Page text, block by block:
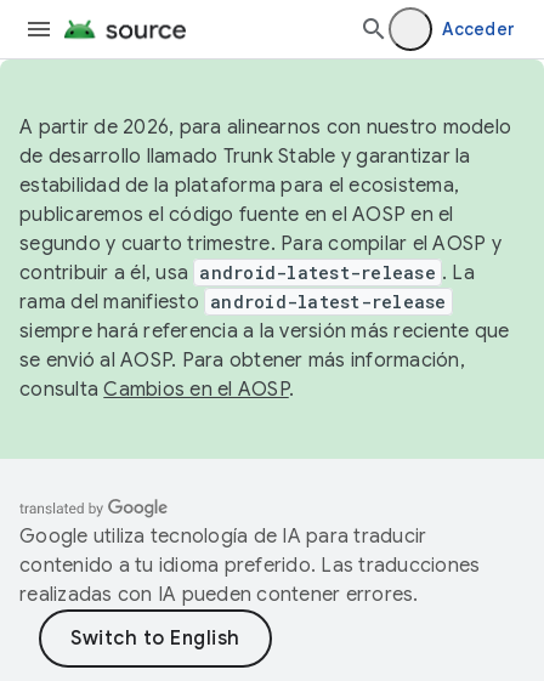
Acceder
A partir de 2026, para alinearnos con nuestro modelo
de desarrollo llamado Trunk Stable y garantizar la
estabilidad de la plataforma para el ecosistema,
publicaremos el código fuente en el AOSP en el
segundo y cuarto trimestre. Para compilar el AOSP y
contribuir a él, usa android-latest-release . La
rama del manifiesto android-latest-release
siempre hará referencia a la versión más reciente que
se envió al AOSP. Para obtener más información,
consultaCambios en el AOSP.
Google utiliza tecnología de IA para traducir
contenido a tu idioma preferido. Las traducciones
realizadas con IA pueden contener errores.